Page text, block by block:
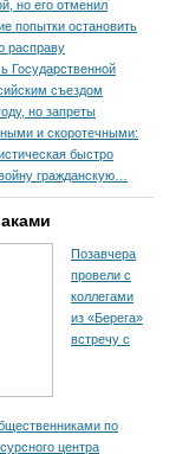
но его отменил
попытки остановить
расправу
Государственной
съездом
но запреты
и скоротечными:
быстро
гражданскую…
Позавчера
провели с
коллегами
из «Берега»
встречу с
по
центра